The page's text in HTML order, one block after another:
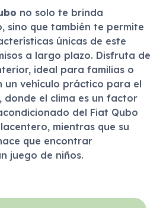
no solo te brinda
sino que también te permite
únicas de este
a largo plazo. Disfruta de
ideal para familias o
un vehículo práctico para el
, donde el clima es un factor
del Fiat Qubo
mientras que su
que encontrar
juego de niños.